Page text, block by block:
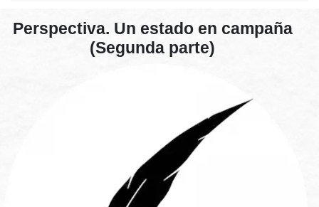
Perspectiva. Un estado en campaña
(Segunda parte)